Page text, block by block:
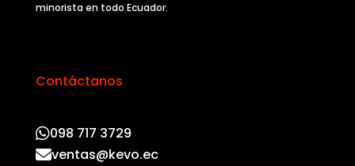
minorista en todo Ecuador.
Contáctanos
098 717 3729
ventas@kevo.ec